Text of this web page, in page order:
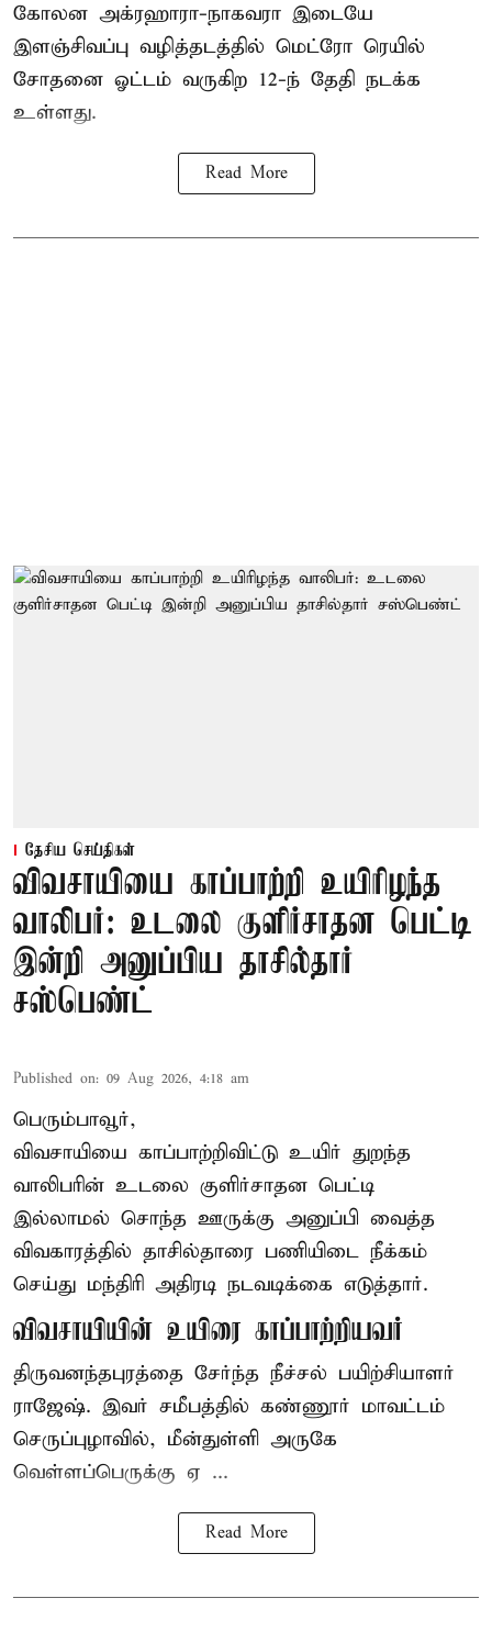
கோலன அக்ரஹாரா-நாகவரா இடையே
இளஞ்சிவப்பு வழித்தடத்தில் மெட்ரோ ரெயில்
சோதனை ஓட்டம் வருகிற 12-ந் தேதி நடக்க
உள்ளது.
Read More
தேசிய செய்திகள்
விவசாயியை காப்பாற்றி உயிரிழந்த
வாலிபர்: உடலை குளிர்சாதன பெட்டி
இன்றி அனுப்பிய தாசில்தார்
சஸ்பெண்ட்
Published on: 09 Aug 2026, 4:18 am
பெரும்பாவூர்,
விவசாயியை காப்பாற்றிவிட்டு உயிர் துறந்த
வாலிபரின் உடலை குளிர்சாதன பெட்டி
இல்லாமல் சொந்த ஊருக்கு அனுப்பி வைத்த
விவகாரத்தில் தாசில்தாரை பணியிடை நீக்கம்
செய்து மந்திரி அதிரடி நடவடிக்கை எடுத்தார்.
விவசாயியின் உயிரை காப்பாற்றியவர்
திருவனந்தபுரத்தை சேர்ந்த நீச்சல் பயிற்சியாளர்
ராஜேஷ். இவர் சமீபத்தில் கண்ணூர் மாவட்டம்
செருப்புழாவில், மீன்துள்ளி அருகே
வெள்ளப்பெருக்கு ஏ ...
Read More